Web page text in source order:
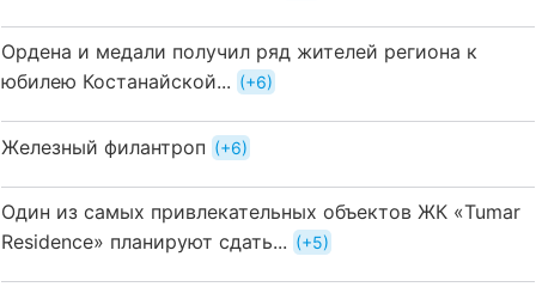
Ордена и медали получил ряд жителей региона к
юбилею Костанайской...
+6
Железный филантроп +6
Один из самых привлекательных объектов ЖК «Tumar
Residence» планируют сдать...
+5